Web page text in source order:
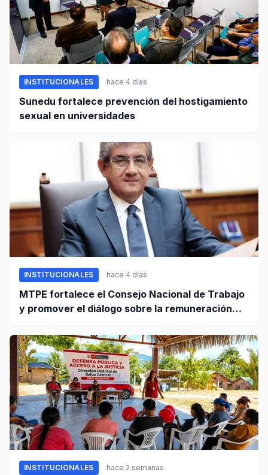
INSTITUCIONALES hace 4 días
Sunedu fortalece prevención del hostigamiento
sexual en universidades
INSTITUCIONALES hace 4 días
MTPE fortalece el Consejo Nacional de Trabajo
y promover el diálogo sobre la remuneración
INSTITUCIONALES hace 2 semanas